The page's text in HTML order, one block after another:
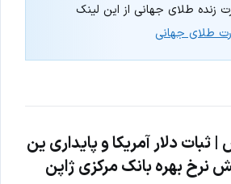
زنده طلای جهانی از این لینک
طلای جهانی
| ثبات دلار آمریکا و پایداری ین
نرخ بهره بانک مرکزی ژاپن